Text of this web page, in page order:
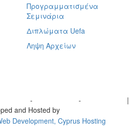
Προγραμματισμένα
Σεμινάρια
Διπλώματα Uefa
Ληψη Αρχείων
- -
|
and Hosted by